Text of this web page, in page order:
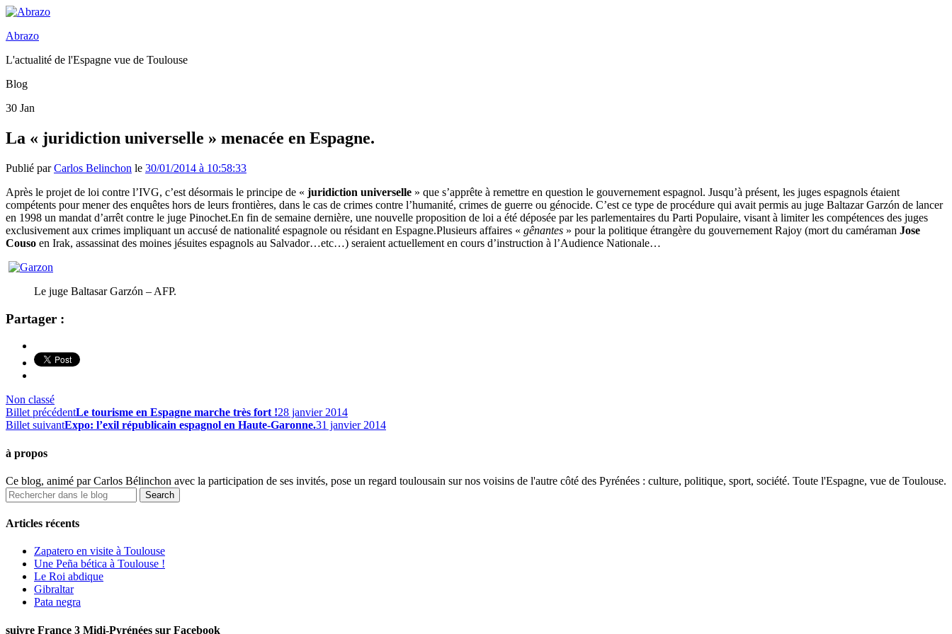
Abrazo
L'actualité de l'Espagne vue de Toulouse
Blog
30 Jan
La « juridiction universelle » menacée en Espagne.
Publié parCarlos Belinchon le 30/01/2014 à 10:58:33
Après le projet de loi contre l’IVG, c’est désormais le principe de « juridiction universelle » que s’apprête à remettre en question le gouvernement espagnol. Jusqu’à présent, les juges espagnols étaient
compétents pour mener des enquêtes hors de leurs frontières, dans le cas de crimes contre l’humanité, crimes de guerre ou génocide. C’est ce type de procédure qui avait permis au juge Baltazar Garzón de lancer
en 1998 un mandat d’arrêt contre le juge Pinochet.En fin de semaine dernière, une nouvelle proposition de loi a été déposée par les parlementaires du Parti Populaire, visant à limiter les compétences des juges
exclusivement aux crimes impliquant un accusé de nationalité espagnole ou résidant en Espagne.Plusieurs affaires « gênantes » pour la politique étrangère du gouvernement Rajoy (mort du caméraman Jose
Couso en Irak, assassinat des moines jésuites espagnols au Salvador…etc…) seraient actuellement en cours d’instruction à l’Audience Nationale…
Le juge Baltasar Garzón – AFP.
Partager :
Non classé
Billet précédentLe tourisme en Espagne marche très fort !28 janvier 2014
Billet suivantExpo: l’exil républicain espagnol en Haute-Garonne.31 janvier 2014
à propos
Ce blog, animé par Carlos Bélinchon avec la participation de ses invités, pose un regard toulousain sur nos voisins de l'autre côté des Pyrénées : culture, politique, sport, société. Toute l'Espagne, vue de Toulouse.
Articles récents
Zapatero en visite à Toulouse
Une Peña bética à Toulouse !
Le Roi abdique
Gibraltar
Pata negra
suivre France 3 Midi-Pyrénées sur Facebook